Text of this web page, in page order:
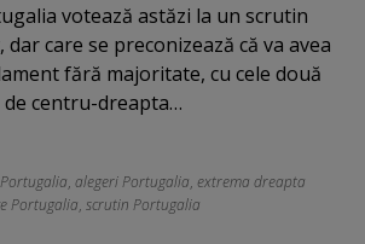
votează astăzi la un scrutin
care se preconizează că va avea
fără majoritate, cu cele două
centru-dreapta…
, alegeri Portugalia, extrema dreapta
Portugalia, scrutin Portugalia